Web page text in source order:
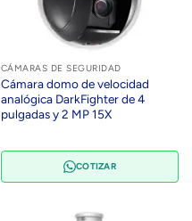
CÁMARAS DE SEGURIDAD
Cámara domo de velocidad
analógica DarkFighter de 4
pulgadas y 2 MP 15X
COTIZAR